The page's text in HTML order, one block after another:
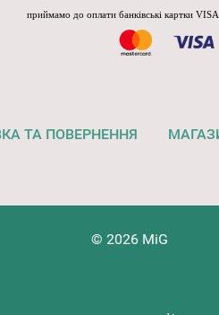
приймамо до оплати банківські картки
ТА ПОВЕРНЕННЯ
© 2026 MiG